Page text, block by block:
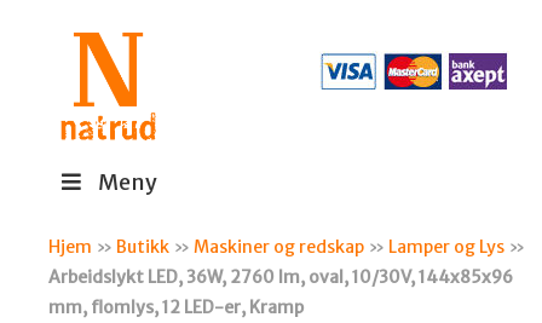
Meny
Hjem » Butikk »Maskiner og redskap » Lamper og Lys »
Arbeidslykt LED, 36W, 2760 lm, oval, 10/30V, 144x85x96
mm, flomlys, 12 LED-er, Kramp